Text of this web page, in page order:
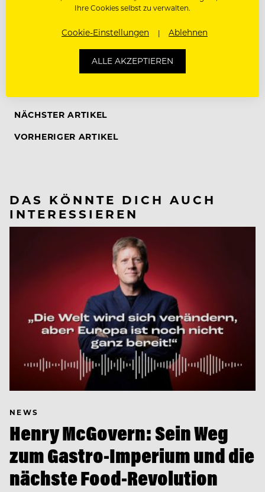
JUNGE WILDE
NÄCHSTER ARTIKEL
VORHERIGER ARTIKEL
DAS KÖNNTE DICH AUCH
INTERESSIEREN
NEWS
Henry McGovern: Sein Weg
zum Gastro-Imperium und die
nächste Food-Revolution
Ihre Cookies selbst zu verwalten.
Cookie-Einstellungen Ablehnen
ALLE AKZEPTIEREN